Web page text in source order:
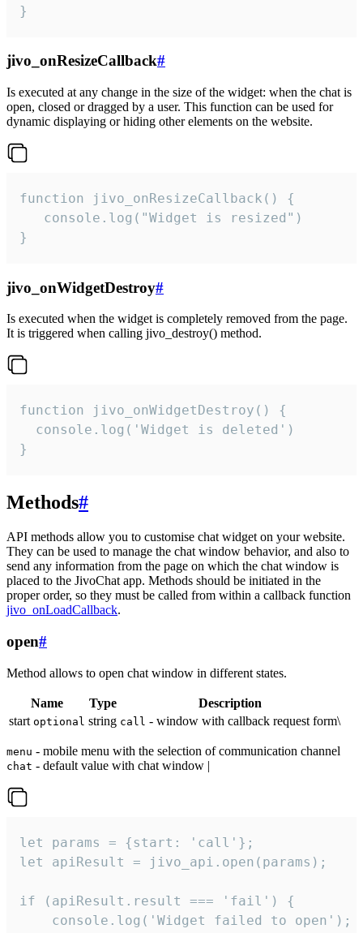
}
jivo_onResizeCallback#
Is executed at any change in the size of the widget: when the chat is
open, closed or dragged by a user. This function can be used for
dynamic displaying or hiding other elements on the website.
function jivo_onResizeCallback() {
   console.log("Widget is resized")
}
jivo_onWidgetDestroy#
Is executed when the widget is completely removed from the page.
It is triggered when calling jivo_destroy() method.
function jivo_onWidgetDestroy() {
  console.log('Widget is deleted')
}
Methods#
API methods allow you to customise chat widget on your website.
They can be used to manage the chat window behavior, and also to
send any information from the page on which the chat window is
placed to the JivoChat app. Methods should be initiated in the
proper order, so they must be called from within a callback function
jivo_onLoadCallback.
open#
Method allows to open chat window in different states.
Name Type
Description
start optional string call - window with callback request form\
menu - mobile menu with the selection of communication channel
chat - default value with chat window |
let params = {start: 'call'};
let apiResult = jivo_api.open(params);
if (apiResult.result === 'fail') {
    console.log('Widget failed to open');